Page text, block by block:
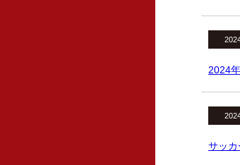
2024
サッ